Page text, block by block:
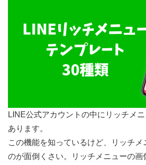
LINE公式アカウントの中にリッチメ
あります。
この機能を知っているけど、リッチメ
のが面倒くさい。リッチメニューの画